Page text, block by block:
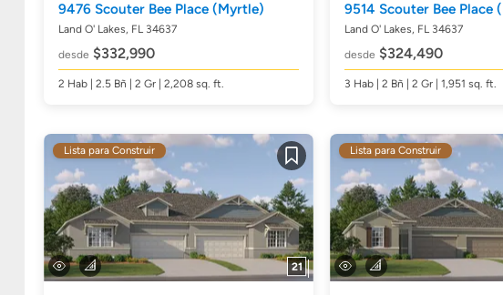
9476 Scouter Bee Place (Myrtle)
Land O' Lakes, FL 34637
desde $332,990
2 Hab | 2.5 Bñ | 2 Gr | 2,208 sq. ft.
9514 Scouter Bee Place
Land O' Lakes, FL 34637
desde $324,490
3 Hab| 2 Bñ | 2 Gr | 1,951 sq. ft.
Guardar
21
Lista para Construir Lista para Construir